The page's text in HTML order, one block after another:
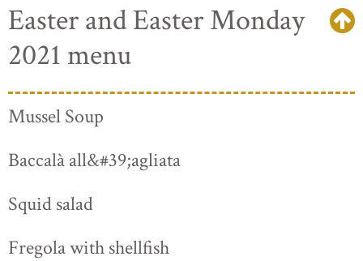
Easter and Easter Monday
2021 menu
Mussel Soup
Baccalà all&#39;agliata
Squid salad
Fregola with shellfish